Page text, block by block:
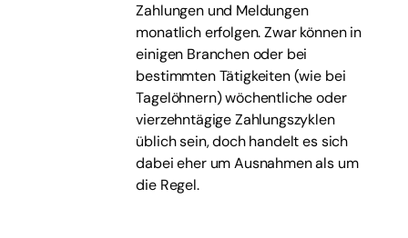
Zahlungen und Meldungen
monatlich erfolgen. Zwar können in
einigen Branchen oder bei
bestimmten Tätigkeiten (wie bei
Tagelöhnern) wöchentliche oder
vierzehntägige Zahlungszyklen
üblich sein, doch handelt es sich
dabei eher um Ausnahmen als um
die Regel.